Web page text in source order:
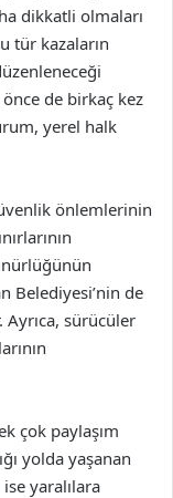
dikkatli olmaları
tür kazaların
de birkaç kez
yerel halk
önlemlerinin
Belediyesi’nin de
sürücüler
çok paylaşım
yolda yaşanan
yaralılara